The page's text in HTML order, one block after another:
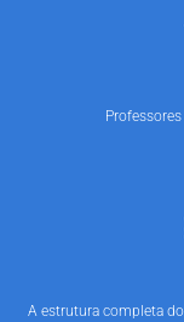
A estrutura completa